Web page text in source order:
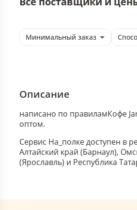
Минимальный заказ
Описание
написано по правиламКофе
оптом.
Сервис На_полке доступен в
Алтайский край (Барнаул),
(Ярославль) и Республика